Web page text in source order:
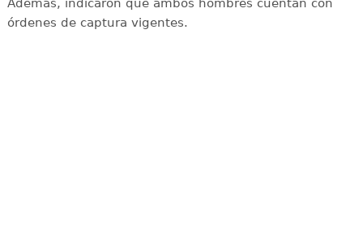
Además, indicaron que ambos hombres cuentan con
órdenes de captura vigentes.